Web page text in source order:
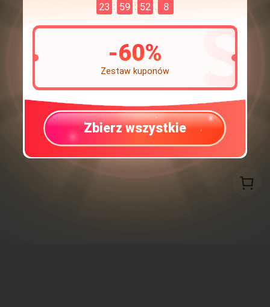
23 : 59 : 52 . 7
-60%
Zestaw kuponów
Zbierz wszystkie